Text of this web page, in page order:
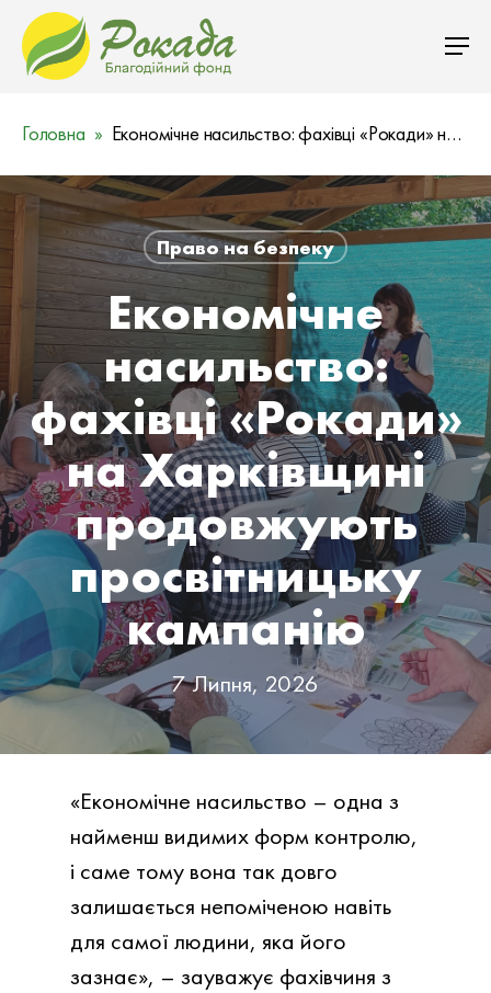
Головна Економічне насильство: фахівці «Рокади» на Харківщині продовжують просвітницьку кампанію
Право на безпеку
Економічне
насильство:
фахівці «Рокади»
на Харківщині
продовжують
просвітницьку
кампанію
7 Липня, 2026
«Економічне насильство – одна з
найменш видимих форм контролю,
і саме тому вона так довго
залишається непоміченою навіть
для самої людини, яка його
зазнає», – зауважує фахівчиня з